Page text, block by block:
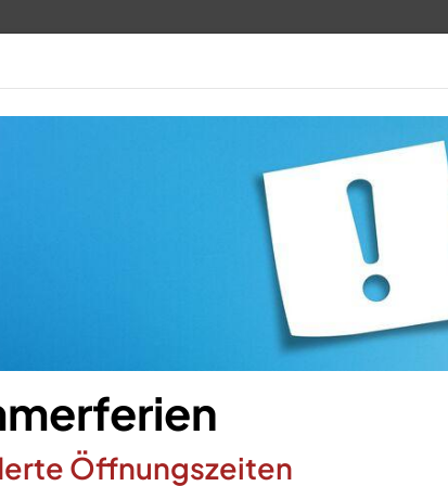
Öffnungszeiten